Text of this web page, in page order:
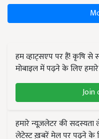
हम व्हाट्सएप पर हैं! कृषि
मोबाइल में पढ़ने के लिए
Join
हमारे न्यूज़लेटर की
लेटेस्ट ख़बरें मेल पर पढ़ने के